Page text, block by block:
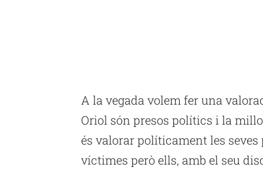
A la vegada volem fer una
Oriol són presos polítics i la
és valorar políticament les seves
víctimes però ells, amb el seu